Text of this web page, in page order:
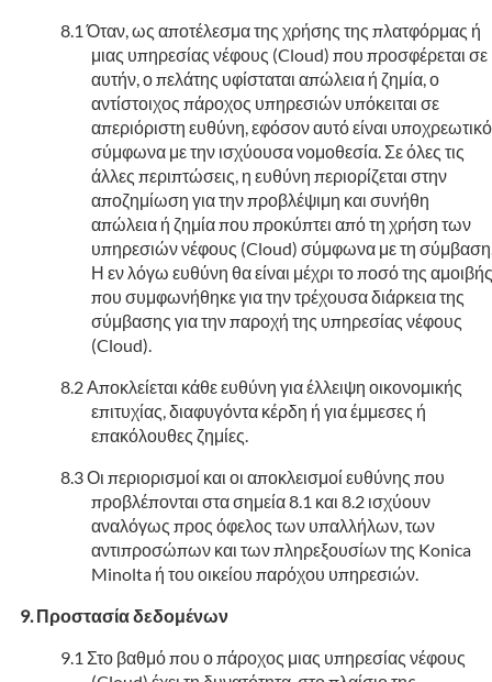
Όταν, ως αποτέλεσμα της χρήσης της πλατφόρμας ή
μιας υπηρεσίας νέφους (Cloud) που προσφέρεται σε
αυτήν, ο πελάτης υφίσταται απώλεια ή ζημία, ο
αντίστοιχος πάροχος υπηρεσιών υπόκειται σε
απεριόριστη ευθύνη, εφόσον αυτό είναι υποχρεωτικό
σύμφωνα με την ισχύουσα νομοθεσία. Σε όλες τις
άλλες περιπτώσεις, η ευθύνη περιορίζεται στην
αποζημίωση για την προβλέψιμη και συνήθη
απώλεια ή ζημία που προκύπτει από τη χρήση των
υπηρεσιών νέφους (Cloud) σύμφωνα με τη
Η εν λόγω ευθύνη θα είναι μέχρι το ποσό της αμοιβής
που συμφωνήθηκε για την τρέχουσα διάρκεια της
σύμβασης για την παροχή της υπηρεσίας νέφους
(Cloud).
Αποκλείεται κάθε ευθύνη για έλλειψη οικονομικής
επιτυχίας, διαφυγόντα κέρδη ή για έμμεσες ή
επακόλουθες ζημίες.
Οι περιορισμοί και οι αποκλεισμοί ευθύνης που
προβλέπονται στα σημεία 8.1 και 8.2 ισχύουν
αναλόγως προς όφελος των υπαλλήλων, των
αντιπροσώπων και των πληρεξουσίων της Konica
Minolta ή του οικείου παρόχου υπηρεσιών.
Προστασία δεδομένων
Στο βαθμό που ο πάροχος μιας υπηρεσίας νέφους